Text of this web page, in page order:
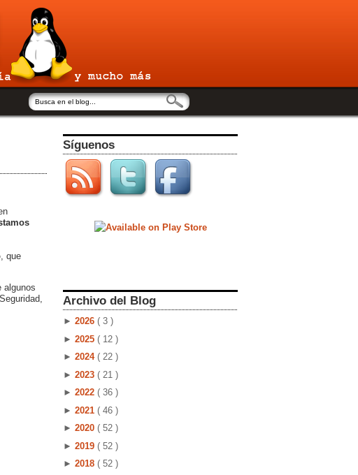
, que
algunos
Síguenos
Archivo del Blog
► 2026 ( 3 )
► 2025 ( 12 )
► 2024 ( 22 )
► 2023 ( 21 )
► 2022 ( 36 )
► 2021 ( 46 )
► 2020 ( 52 )
► 2019 ( 52 )
► 2018 ( 52 )